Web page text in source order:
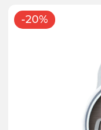
-20%